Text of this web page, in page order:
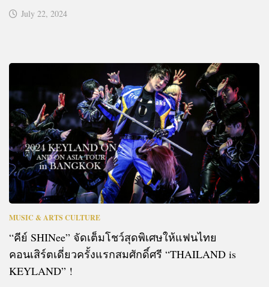
July 22, 2024
MUSIC & ARTS CULTURE
“คีย์ SHINee” จัดเต็มโชว์สุดพิเศษให้แฟนไทย
คอนเสิร์ตเดี่ยวครั้งแรกสมศักดิ์ศรี “THAILAND is
KEYLAND” !